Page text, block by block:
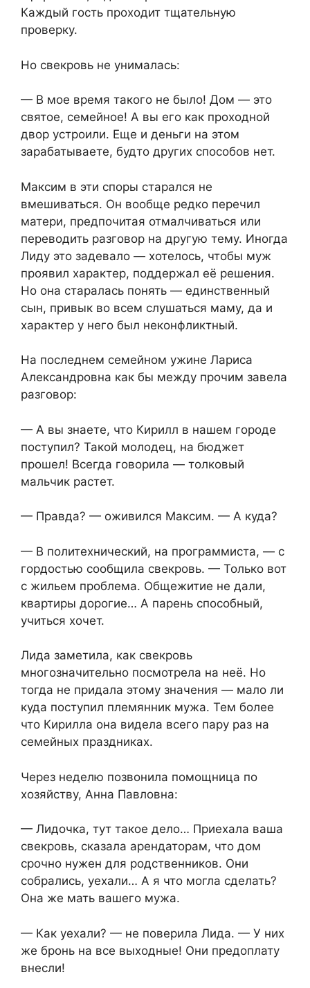
Каждый гость проходит тщательную
проверку.
Но свекровь не унималась:
— В мое время такого не было! Дом — это
святое, семейное! А вы его как проходной
двор устроили. Еще и деньги на этом
зарабатываете, будто других способов нет.
Максим в эти споры старался не
вмешиваться. Он вообще редко перечил
матери, предпочитая отмалчиваться или
переводить разговор на другую тему. Иногда
Лиду это задевало — хотелось, чтобы муж
проявил характер, поддержал её решения.
Но она старалась понять — единственный
сын, привык во всем слушаться маму, да и
характер у него был неконфликтный.
На последнем семейном ужине Лариса
Александровна как бы между прочим завела
разговор:
— А вы знаете, что Кирилл в нашем городе
поступил? Такой молодец, на бюджет
прошел! Всегда говорила — толковый
мальчик растет.
— Правда? — оживился Максим. — А куда?
— В политехнический, на программиста, — с
гордостью сообщила свекровь. — Только вот
с жильем проблема. Общежитие не дали,
квартиры дорогие… А парень способный,
учиться хочет.
Лида заметила, как свекровь
многозначительно посмотрела на неё. Но
тогда не придала этому значения — мало ли
куда поступил племянник мужа. Тем более
что Кирилла она видела всего пару раз на
семейных праздниках.
Через неделю позвонила помощница по
хозяйству, Анна Павловна:
— Лидочка, тут такое дело… Приехала ваша
свекровь, сказала арендаторам, что дом
срочно нужен для родственников. Они
собрались, уехали… А я что могла сделать?
Она же мать вашего мужа.
— Как уехали? — не поверила Лида. — У них
же бронь на все выходные! Они предоплату
внесли!